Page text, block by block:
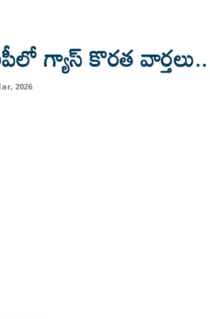
గ్యాస్ కొరత
2026